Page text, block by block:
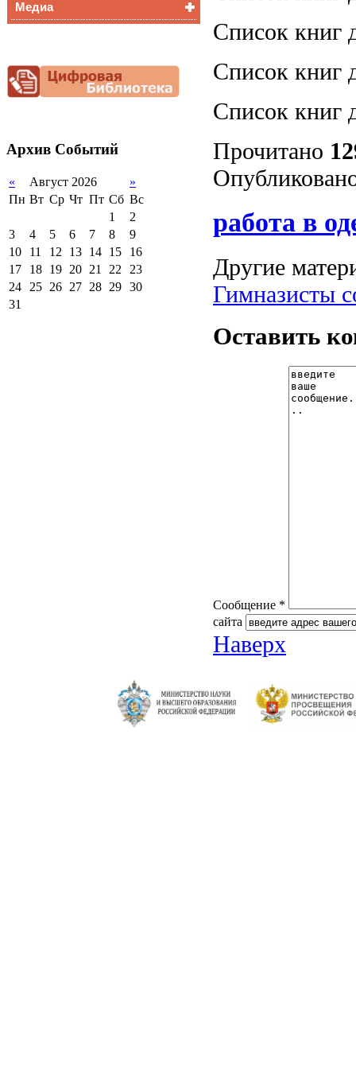
Снижение
документационной
нагрузки
Медиа
Архив Событий
« Август 2026
»
Пн Вт Ср Чт Пт Сб Вс
1
2
3
4 5 6 7 8
9
10
11 12 13 14 15
16
17
18 19 20 21 22 23
24 25 26 27 28 29 30
31
Список книг
Список книг
Список книг
Прочитано
работа в
Другие
Гимназисты
Оставить
Сообщение *
сайта
Наверх